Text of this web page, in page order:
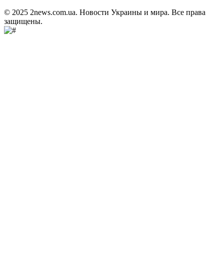
© 2025 2news.com.ua. Новости Украины и мира. Все права
защищены.